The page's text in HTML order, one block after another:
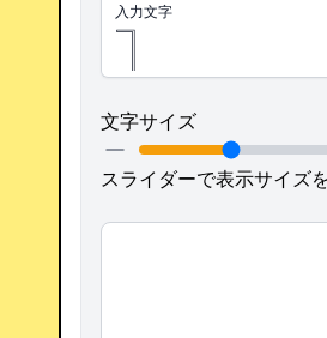
入力文字
文字サイズ
スライダーで表示サイズ